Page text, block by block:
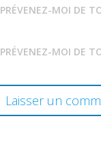
PRÉVENEZ-MOI DE
PRÉVENEZ-MOI DE